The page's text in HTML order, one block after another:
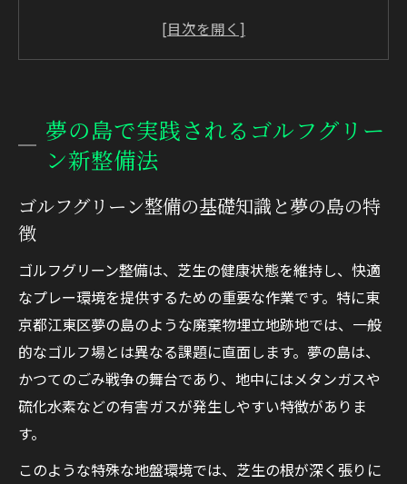
廃棄物跡地でのゴルフ管理に必要な視点
夫
芝生管理に欠かせない地盤安定対策とは
ゴルフ場で重要な地盤安定の基本プロセス
メタンガス対策とゴルフグリーンの安全管
理
弱い地盤に強い芝生を育てる施工の工夫
専門家が語るゴルフ場地盤補強の最新技術
グリーン品質向上を支える最新技術の今
ゴルフコースに活かす最新測定機器の活用
グリーン品質維持に役立つIT技術の導入例
夢の島で実践されるゴルフグリー
ン新整備法
ゴルフグリーン整備の基礎知識と夢の島の特
徴
ゴルフグリーン整備は、芝生の健康状態を維持し、快適
なプレー環境を提供するための重要な作業です。特に東
京都江東区夢の島のような廃棄物埋立地跡地では、一般
的なゴルフ場とは異なる課題に直面します。夢の島は、
かつてのごみ戦争の舞台であり、地中にはメタンガスや
硫化水素などの有害ガスが発生しやすい特徴がありま
す。
このような特殊な地盤環境では、芝生の根が深く張りに